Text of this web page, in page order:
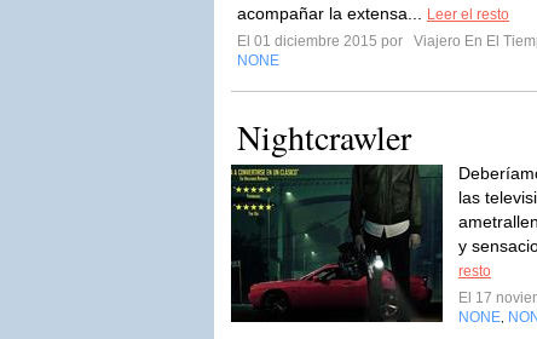
acompañar la extensa...
Leer el resto
El 01 diciembre 2015 por
Viajero En El
NONE
Nightcrawler
las
y
resto
El 17
NONE